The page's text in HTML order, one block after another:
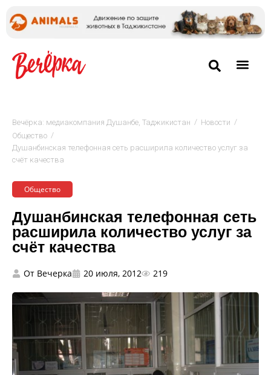
Вечёрка: медиакомпания Душанбе, Таджикистан / Новости /
Общество /
Душанбинская телефонная сеть расширила количество услуг за
счёт качества
Общество
Душанбинская телефонная сеть
расширила количество услуг за
счёт качества
От Вечерка 20 июля, 2012 219